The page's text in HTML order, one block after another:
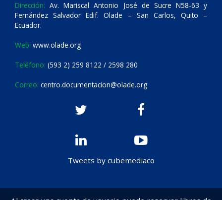
Dirección: Av. Mariscal Antonio José de Sucre N58-63 y
Fernández Salvador Edif. Olade – San Carlos, Quito –
Ecuador.
Web: www.olade.org
Teléfono: (593 2) 259 8122 / 2598 280
Correo: centro.documentacion@olade.org
Tweets by cubemediaco